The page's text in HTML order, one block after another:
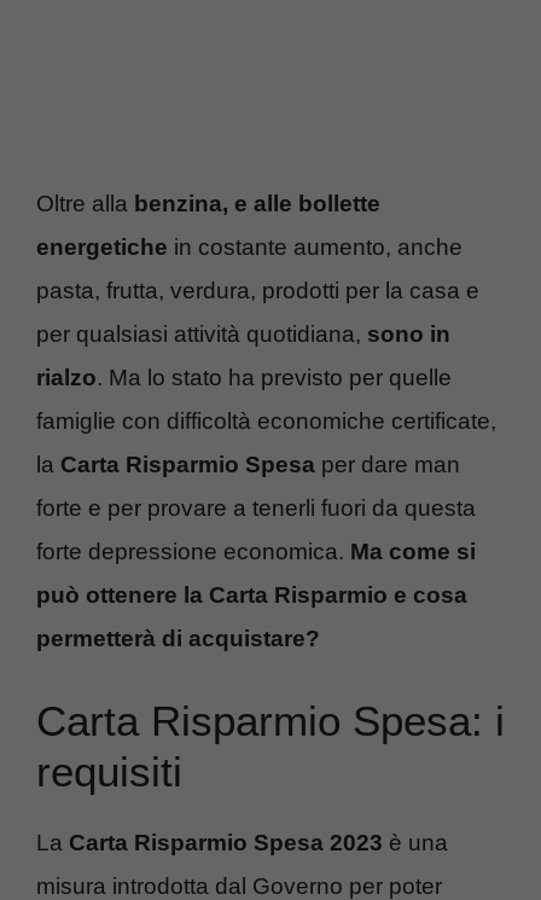
Oltre alla benzina, e alle bollette
energetiche in costante aumento, anche
pasta, frutta, verdura, prodotti per la casa e
per qualsiasi attività quotidiana, sono in
rialzo. Ma lo stato ha previsto per quelle
famiglie con difficoltà economiche certificate,
la Carta Risparmio Spesa per dare man
forte e per provare a tenerli fuori da questa
forte depressione economica. Ma come si
può ottenere la Carta Risparmio e cosa
permetterà di acquistare?
Carta Risparmio Spesa: i
requisiti
La Carta Risparmio Spesa 2023 è una
misura introdotta dal Governo per poter